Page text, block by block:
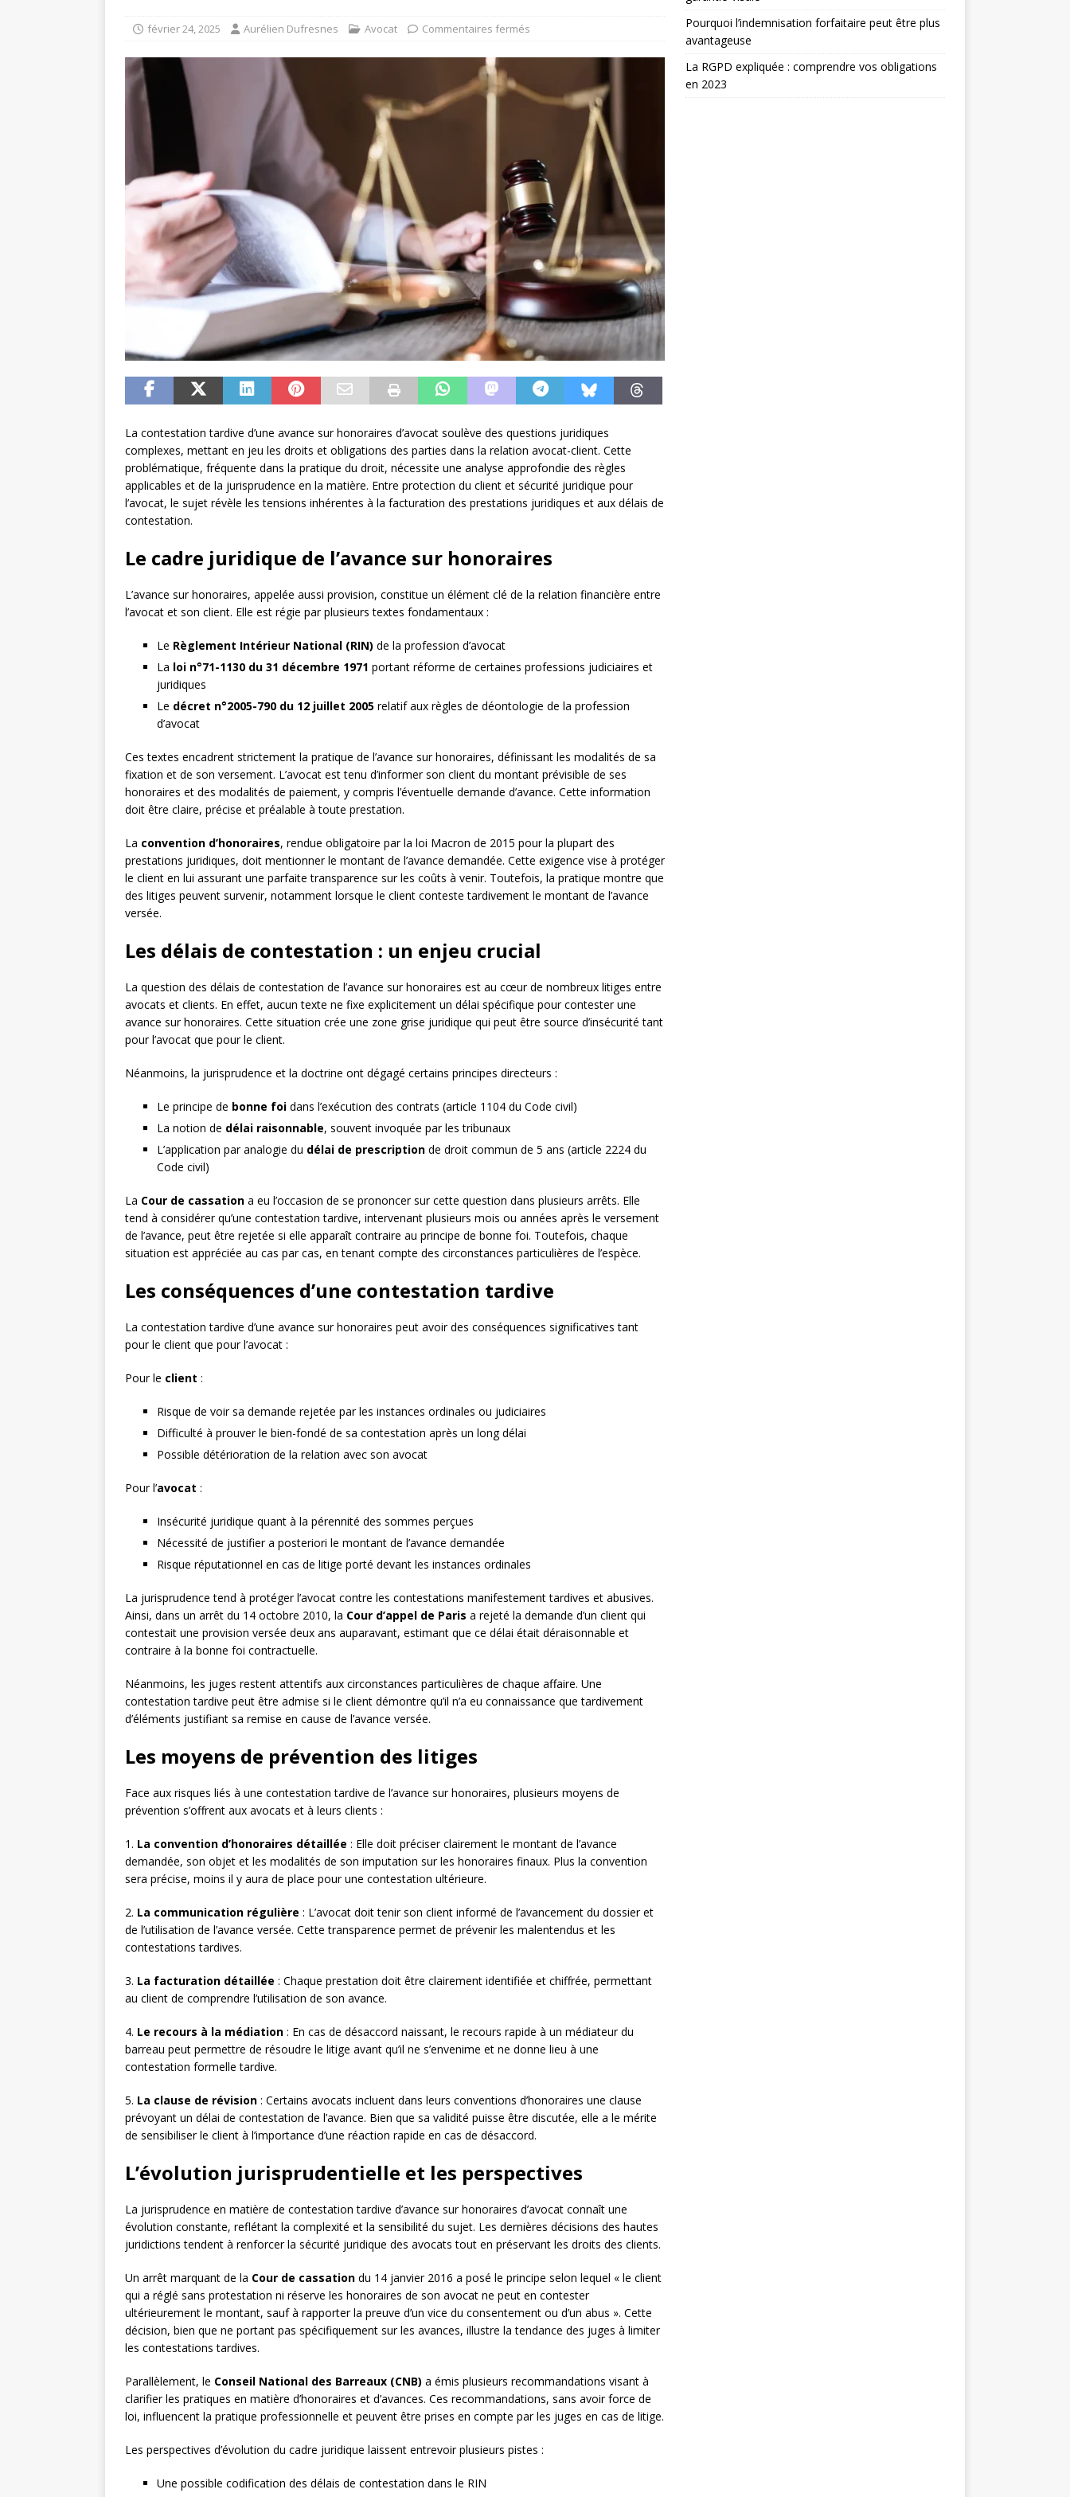
février 24, 2025 Aurélien Dufresnes Avocat Commentaires fermés
La contestation tardive d’une avance sur honoraires d’avocat soulève des questions juridiques
complexes, mettant en jeu les droits et obligations des parties dans la relation avocat-client. Cette
problématique, fréquente dans la pratique du droit, nécessite une analyse approfondie des règles
applicables et de la jurisprudence en la matière. Entre protection du client et sécurité juridique pour
l’avocat, le sujet révèle les tensions inhérentes à la facturation des prestations juridiques et aux délais de
contestation.
Le cadre juridique de l’avance sur honoraires
L’avance sur honoraires, appelée aussi provision, constitue un élément clé de la relation financière entre
l’avocat et son client. Elle est régie par plusieurs textes fondamentaux :
Le Règlement Intérieur National (RIN) de la profession d’avocat
La loi n°71-1130 du 31 décembre 1971 portant réforme de certaines professions judiciaires et
juridiques
Le décret n°2005-790 du 12 juillet 2005 relatif aux règles de déontologie de la profession
d’avocat
Ces textes encadrent strictement la pratique de l’avance sur honoraires, définissant les modalités de sa
fixation et de son versement. L’avocat est tenu d’informer son client du montant prévisible de ses
honoraires et des modalités de paiement, y compris l’éventuelle demande d’avance. Cette information
doit être claire, précise et préalable à toute prestation.
La convention d’honoraires, rendue obligatoire par la loi Macron de 2015 pour la plupart des
prestations juridiques, doit mentionner le montant de l’avance demandée. Cette exigence vise à protéger
le client en lui assurant une parfaite transparence sur les coûts à venir. Toutefois, la pratique montre que
des litiges peuvent survenir, notamment lorsque le client conteste tardivement le montant de l’avance
versée.
Les délais de contestation : un enjeu crucial
La question des délais de contestation de l’avance sur honoraires est au cœur de nombreux litiges entre
avocats et clients. En effet, aucun texte ne fixe explicitement un délai spécifique pour contester une
avance sur honoraires. Cette situation crée une zone grise juridique qui peut être source d’insécurité tant
pour l’avocat que pour le client.
Néanmoins, la jurisprudence et la doctrine ont dégagé certains principes directeurs :
Le principe de bonne foi dans l’exécution des contrats (article 1104 du Code civil)
La notion de délai raisonnable, souvent invoquée par les tribunaux
L’application par analogie du délai de prescription de droit commun de 5 ans (article 2224 du
Code civil)
La Cour de cassation a eu l’occasion de se prononcer sur cette question dans plusieurs arrêts. Elle
tend à considérer qu’une contestation tardive, intervenant plusieurs mois ou années après le versement
de l’avance, peut être rejetée si elle apparaît contraire au principe de bonne foi. Toutefois, chaque
situation est appréciée au cas par cas, en tenant compte des circonstances particulières de l’espèce.
Les conséquences d’une contestation tardive
La contestation tardive d’une avance sur honoraires peut avoir des conséquences significatives tant
pour le client que pour l’avocat :
Pour le client :
Risque de voir sa demande rejetée par les instances ordinales ou judiciaires
Difficulté à prouver le bien-fondé de sa contestation après un long délai
Possible détérioration de la relation avec son avocat
Pour l’avocat :
Insécurité juridique quant à la pérennité des sommes perçues
Nécessité de justifier a posteriori le montant de l’avance demandée
Risque réputationnel en cas de litige porté devant les instances ordinales
La jurisprudence tend à protéger l’avocat contre les contestations manifestement tardives et abusives.
Ainsi, dans un arrêt du 14 octobre 2010, la Cour d’appel de Paris a rejeté la demande d’un client qui
contestait une provision versée deux ans auparavant, estimant que ce délai était déraisonnable et
contraire à la bonne foi contractuelle.
Néanmoins, les juges restent attentifs aux circonstances particulières de chaque affaire. Une
contestation tardive peut être admise si le client démontre qu’il n’a eu connaissance que tardivement
d’éléments justifiant sa remise en cause de l’avance versée.
Les moyens de prévention des litiges
Face aux risques liés à une contestation tardive de l’avance sur honoraires, plusieurs moyens de
prévention s’offrent aux avocats et à leurs clients :
1. La convention d’honoraires détaillée : Elle doit préciser clairement le montant de l’avance
demandée, son objet et les modalités de son imputation sur les honoraires finaux. Plus la convention
sera précise, moins il y aura de place pour une contestation ultérieure.
2. La communication régulière : L’avocat doit tenir son client informé de l’avancement du dossier et
de l’utilisation de l’avance versée. Cette transparence permet de prévenir les malentendus et les
contestations tardives.
3. La facturation détaillée : Chaque prestation doit être clairement identifiée et chiffrée, permettant
au client de comprendre l’utilisation de son avance.
4. Le recours à la médiation : En cas de désaccord naissant, le recours rapide à un médiateur du
barreau peut permettre de résoudre le litige avant qu’il ne s’envenime et ne donne lieu à une
contestation formelle tardive.
5. La clause de révision : Certains avocats incluent dans leurs conventions d’honoraires une clause
prévoyant un délai de contestation de l’avance. Bien que sa validité puisse être discutée, elle a le mérite
de sensibiliser le client à l’importance d’une réaction rapide en cas de désaccord.
L’évolution jurisprudentielle et les perspectives
La jurisprudence en matière de contestation tardive d’avance sur honoraires d’avocat connaît une
évolution constante, reflétant la complexité et la sensibilité du sujet. Les dernières décisions des hautes
juridictions tendent à renforcer la sécurité juridique des avocats tout en préservant les droits des clients.
Un arrêt marquant de la Cour de cassation du 14 janvier 2016 a posé le principe selon lequel « le client
qui a réglé sans protestation ni réserve les honoraires de son avocat ne peut en contester
ultérieurement le montant, sauf à rapporter la preuve d’un vice du consentement ou d’un abus ». Cette
décision, bien que ne portant pas spécifiquement sur les avances, illustre la tendance des juges à limiter
les contestations tardives.
Parallèlement, le Conseil National des Barreaux (CNB) a émis plusieurs recommandations visant à
clarifier les pratiques en matière d’honoraires et d’avances. Ces recommandations, sans avoir force de
loi, influencent la pratique professionnelle et peuvent être prises en compte par les juges en cas de litige.
Les perspectives d’évolution du cadre juridique laissent entrevoir plusieurs pistes :
Une possible codification des délais de contestation dans le RIN
Pourquoi l’indemnisation forfaitaire peut être plus
avantageuse
La RGPD expliquée : comprendre vos obligations
en 2023